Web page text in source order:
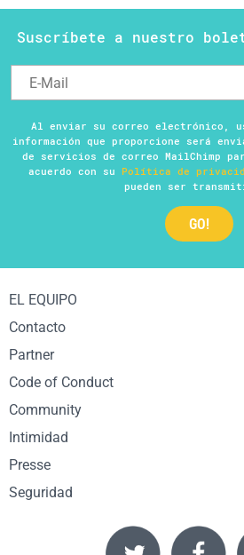
Suscríbete a nuestro
Al enviar su correo electrónico,
información que proporcione será
de servicios de correo MailChimp
acuerdo con su Política de
pueden ser
EL EQUIPO
Contacto
Partner
Code of Conduct
Community
Intimidad
Presse
Seguridad